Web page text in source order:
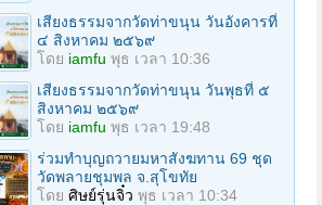
เสียงธรรมจากวัดท่าขนุน วันอังคารที่
๔ สิงหาคม ๒๕๖๙
โดย iamfu พุธ เวลา 10:36
เสียงธรรมจากวัดท่าขนุน วันพุธที่ ๕
สิงหาคม ๒๕๖๙
โดย iamfu พุธ เวลา 19:48
ร่วมทําบุญถวายมหาสังฆทาน 69 ชุด
วัดพลายชุมพล จ.สุโขทัย
โดย ศิษย์รุ่นจิ๋ว พุธ เวลา 10:34